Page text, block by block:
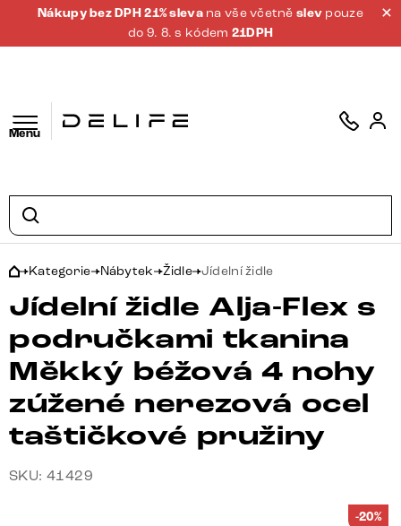
Nákupy bez DPH 21% sleva na vše včetněslev pouze
do 9. 8. s kódem 21DPH
Menu
Kategorie Nábytek Židle Jídelní židle
Jídelní židle Alja-Flex s
područkami tkanina
Měkký béžová 4 nohy
zúžené nerezová ocel
taštičkové pružiny
SKU: 41429
-20%